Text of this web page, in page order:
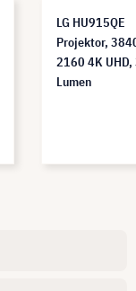
LG HU915QE
Projektor,
2160 4K
Lumen